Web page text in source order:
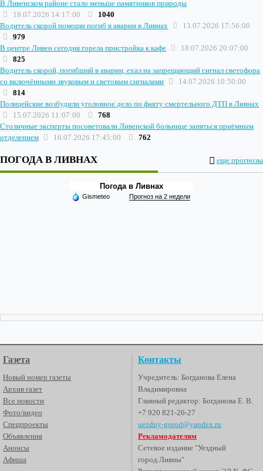
В Ливенском районе стало меньше памятников природы
19.07.2026 14:17:00
1040
Водитель скорой помощи погиб в аварии в Ливнах
13.07.2026 17:56:00
979
В центре Ливен сегодня горела пристройка к кафе
18.07.2026 20:07:00
825
Водитель скорой, погибший в аварии, ехал на запрещающий сигнал светофора
со включёнными звуковым и световым сигналами
14.07.2026 10:50:00
814
Полицейские возбудили уголовное дело по факту смертельного ДТП в Ливнах
15.07.2026 11:07:00
768
Столичные эксперты посоветовали Ливенской больнице заняться приёмным
отделением
16.07.2026 17:45:00 762
ПОГОДА В ЛИВНАХ еще прогнозы
Погода в Ливнах
Gismeteo Прогноз на 2 недели
Газета
Новый номер газеты
Архив газет
Все новости
Фото/видео
Спецпроекты
Объявления
Анонсы
Афиша
Контакты
Учредитель: Богданова Елена
Владимировна
Главный редактор: Богданова Е. В.
+7 920 821-26-27
uezdny-gorod@yandex.ru
Рекламодателям
Сетевое издание "Уездный
город.Ливны"